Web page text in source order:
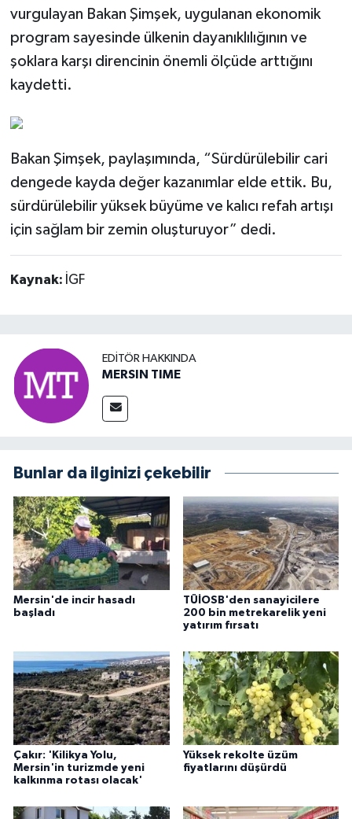
vurgulayan Bakan Şimşek, uygulanan ekonomik
program sayesinde ülkenin dayanıklılığının ve
şoklara karşı direncinin önemli ölçüde arttığını
kaydetti.
Bakan Şimşek, paylaşımında, “Sürdürülebilir cari
dengede kayda değer kazanımlar elde ettik. Bu,
sürdürülebilir yüksek büyüme ve kalıcı refah artışı
için sağlam bir zemin oluşturuyor” dedi.
Kaynak: İGF
EDITÖR HAKKINDA
MERSIN TIME
Bunlar da ilginizi çekebilir
Mersin'de incir hasadı
başladı
TÜİOSB'den sanayicilere
200 bin metrekarelik yeni
yatırım fırsatı
Çakır: 'Kilikya Yolu,
Mersin'in turizmde yeni
kalkınma rotası olacak'
Yüksek rekolte üzüm
fiyatlarını düşürdü